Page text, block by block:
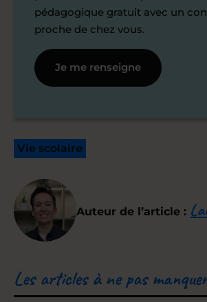
pédagogique gratuit avec un
proche de chez vous.
Je me renseigne
Vie scolaire
Auteur de l’article :
Les articles à ne pas manquer